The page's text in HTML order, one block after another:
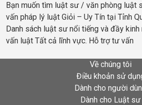
Bạn muốn tìm luật sư / văn phòng luật
vấn pháp lý luật Giỏi – Uy Tín tại Tỉnh
Danh sách luật sư nổi tiếng và đầy
vấn luật Tất cả lĩnh vực. Hỗ trợ tư vấn
Về chúng tôi
Điều khoản sử
Dành cho người
Dành cho Luật sư